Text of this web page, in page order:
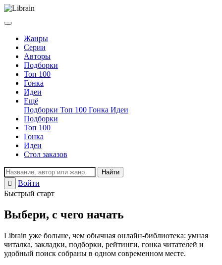
Жанры
Серии
Авторы
Подборки
Топ 100
Гонка
Идеи
Ещё
Подборки Топ 100 Гонка Идеи
Подборки
Топ 100
Гонка
Идеи
Стол заказов
Найти
Войти
Быстрый старт
Выбери, с чего начать
Librain уже больше, чем обычная онлайн-библиотека: умная
читалка, закладки, подборки, рейтинги, гонка читателей и
удобный поиск собраны в одном современном месте.